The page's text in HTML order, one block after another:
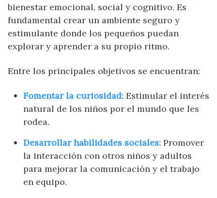
bienestar emocional, social y cognitivo. Es
fundamental crear un ambiente seguro y
estimulante donde los pequeños puedan
explorar y aprender a su propio ritmo.
Entre los principales objetivos se encuentran:
Fomentar la curiosidad: Estimular el interés
natural de los niños por el mundo que les
rodea.
Desarrollar habilidades sociales: Promover
la interacción con otros niños y adultos
para mejorar la comunicación y el trabajo
en equipo.